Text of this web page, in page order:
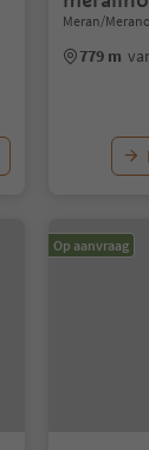
Meran/
779 m
Op aanvraag